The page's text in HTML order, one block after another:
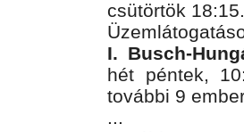
csütörtök 18:15.
I. Busch-
hét péntek,
további 9
...